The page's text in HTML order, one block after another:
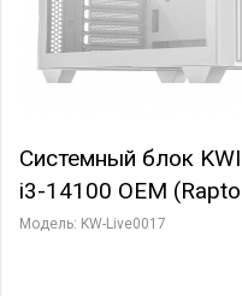
Системный блок
i3-14100 OEM
C4 0EC/4PC/T8/ 32
Модель: KW-Live0017